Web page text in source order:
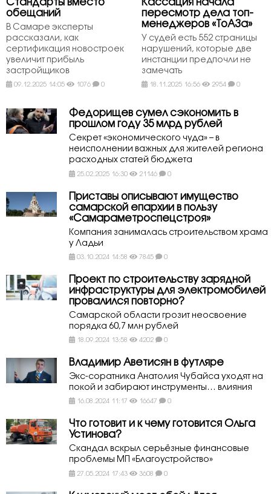
Стандарты вместо
обещаний
В Самаре эксперты
рассказали, как
сертификация новостроек
увеличит прибыль
застройщиков
09.12.2025 14:05 1076 0
Кассация начала
пересмотр дела топ-
менеджеров «ТоАЗа»
У судей есть 552 страницы
нарушений, которые две
инстанции предпочли не
замечать
18.11.2025 16:56 2954 0
Федорищев сумел сэкономить в
прошлом году 35 млрд рублей
Секрет «экономического чуда» – в
неисполнении важных для жителей региона
расходных статей бюджета
25.02.2025 16:30 21146 0
Приставы описывают имущество
самарской епархии в пользу
«Самараметроспецстроя»
Компания занималась строительством храма
у Ладьи
03.10.2024 14:58 7845 0
Проект по строительству зарядной
инфраструктуры для электромобилей
провалился повторно?
Самарской области грозит неосвоение
порядка 60,7 млн рублей
18.09.2024 13:58 4202 0
Владимир Аветисян в футляре
Экс-соратника Анатолия Чубайса уходят на
покой и забирают инструменты… влияния
16.08.2024 11:17 16647 0
Что готовит и к чему готовится Ольга
Устинова?
Скандал вскрыл серьёзные финансовые
проблемы МП «Благоустройство»
27.05.2024 17:43 3608 0